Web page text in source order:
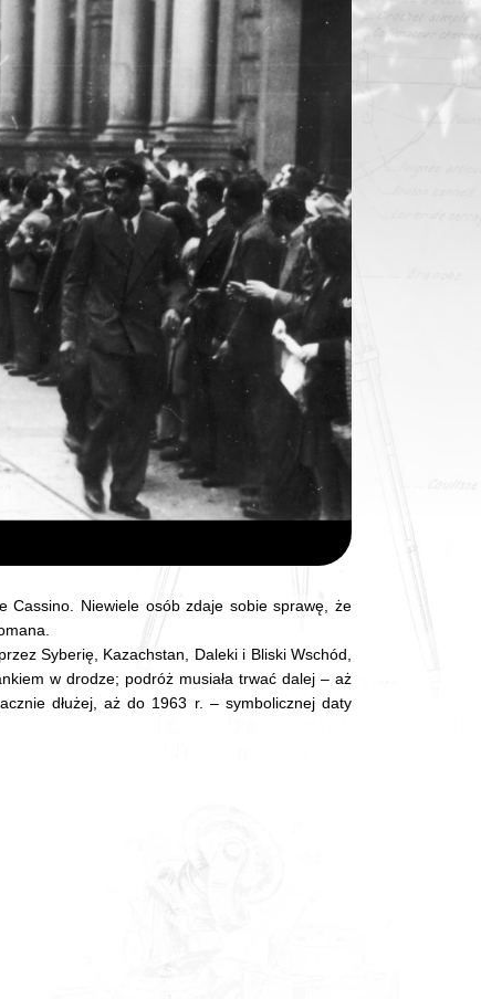
Cassino. Niewiele osób zdaje sobie sprawę, że
Syberię, Kazachstan, Daleki i Bliski Wschód,
w drodze; podróż musiała trwać dalej – aż
dłużej, aż do 1963 r. – symbolicznej daty